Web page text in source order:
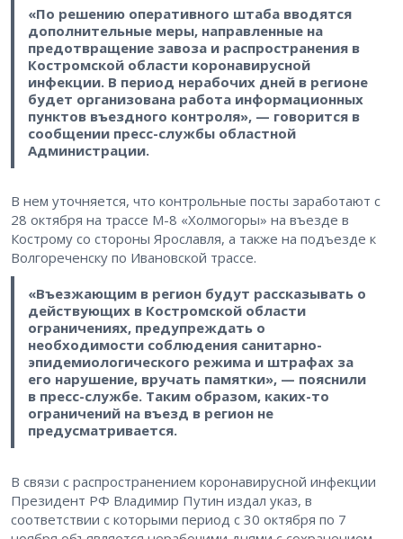
«По решению оперативного штаба вводятся
дополнительные меры, направленные на
предотвращение завоза и распространения в
Костромской области коронавирусной
инфекции. В период нерабочих дней в регионе
будет организована работа информационных
пунктов въездного контроля», — говорится в
сообщении пресс-службы областной
Администрации.
В нем уточняется, что контрольные посты заработают с
28 октября на трассе М-8 «Холмогоры» на въезде в
Кострому со стороны Ярославля, а также на подъезде к
Волгореченску по Ивановской трассе.
«Въезжающим в регион будут рассказывать о
действующих в Костромской области
ограничениях, предупреждать о
необходимости соблюдения санитарно-
эпидемиологического режима и штрафах за
его нарушение, вручать памятки», — пояснили
в пресс-службе. Таким образом, каких-то
ограничений на въезд в регион не
предусматривается.
В связи с распространением коронавирусной инфекции
Президент РФ Владимир Путин издал указ, в
соответствии с которыми период с 30 октября по 7